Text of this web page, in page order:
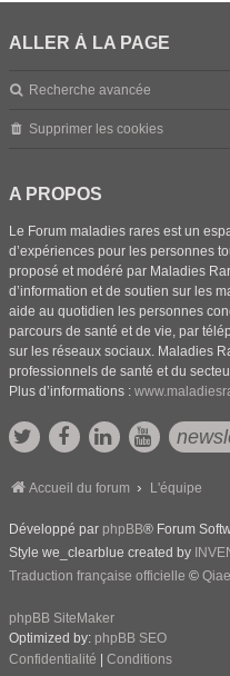
ALLER À LA PAGE
Recherche avancée
Supprimer les cookies
A PROPOS
Le Forum maladies rares est un
d’expériences pour les personnes
proposé et modéré par Maladies
d’information et de soutien sur les
aide au quotidien les personnes
parcours de santé et de vie, par
sur les réseaux sociaux. Maladies
professionnels de santé et du
Plus d’informations :
Accueil du forum L'équipe
Développé par phpBB® Forum
Style we_clearblue created by
Traduction française officielle ©
phpBB SiteMaker
Optimized by: phpBB SEO
Confidentialité
Conditions